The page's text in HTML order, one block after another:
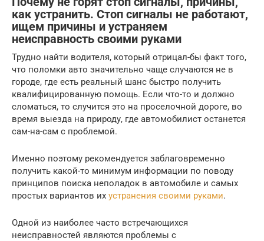
как устранить. Стоп сигналы не работают,
ищем причины и устраняем
неисправность своими руками
Трудно найти водителя, который отрицал-бы факт того,
что поломки авто значительно чаще случаются не в
городе, где есть реальный шанс быстро получить
квалифицированную помощь. Если что-то и должно
сломаться, то случится это на проселочной дороге, во
время выезда на природу, где автомобилист останется
сам-на-сам с проблемой.
Именно поэтому рекомендуется заблаговременно
получить какой-то минимум информации по поводу
принципов поиска неполадок в автомобиле и самых
простых вариантов их устранения своими руками.
Одной из наиболее часто встречающихся
неисправностей являются проблемы с